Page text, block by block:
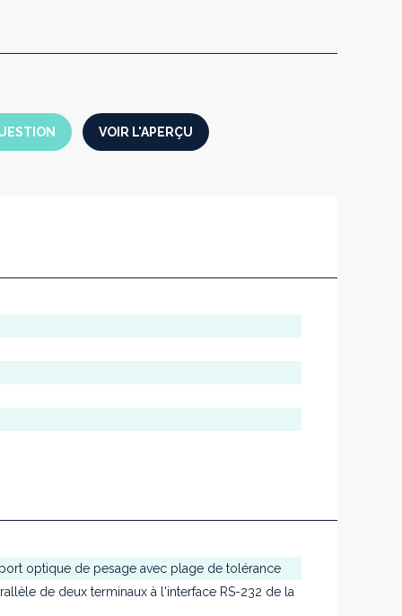
VOIR L'APERÇU
optique de pesage avec plage de tolérance
de deux terminaux à l'interface RS-232 de la